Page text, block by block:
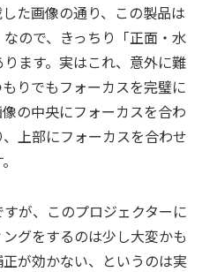
た画像の通り、この製品は
なので、きっちり「正面・水
ます。実はこれ、意外に難
りでもフォーカスを完璧に
の中央にフォーカスを合わ
上部にフォーカスを合わせ
が、このプロジェクターに
グをするのは少し大変かも
が効かない、というのは実